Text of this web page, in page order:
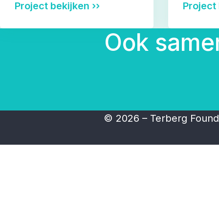
Project bekijken ›› Project
Ook
© 2026 – Terberg